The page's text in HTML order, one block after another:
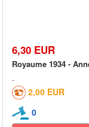
6,30 EUR
Royaume 1934 -
2,00 EUR
0